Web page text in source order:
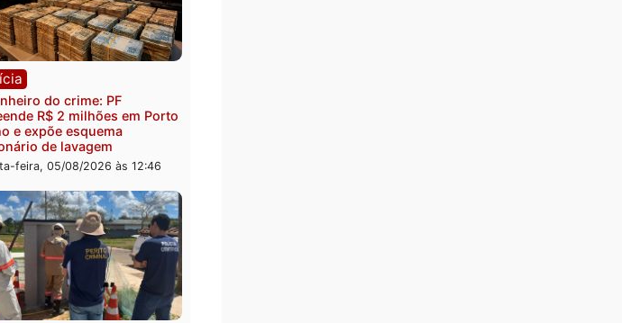
Política
convenção e confirmado
candidato a deputado federal
pelo Republicanos
quarta-feira, 05/08/2026 às 15:52